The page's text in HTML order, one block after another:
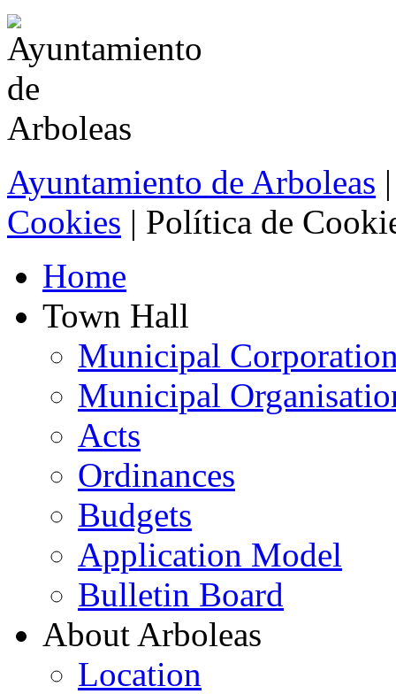
Ayuntamiento de Arboleas
Cookies | Política de
Home
Town Hall
Municipal
Municipal
Acts
Ordinances
Budgets
Application Model
Bulletin Board
About Arboleas
Location